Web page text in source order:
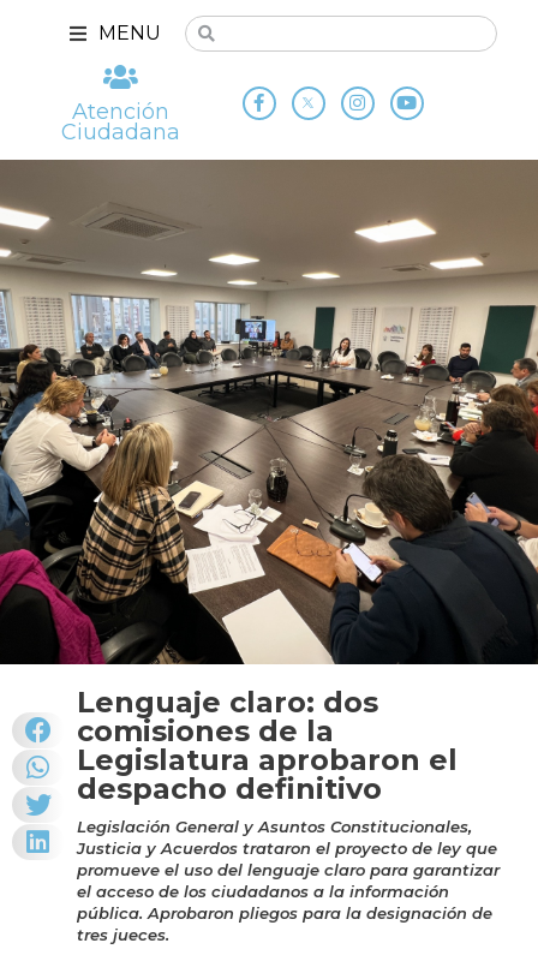
MENU
Atención
Ciudadana
Lenguaje claro: dos
comisiones de la
Legislatura aprobaron el
despacho definitivo
Legislación General y Asuntos Constitucionales,
Justicia y Acuerdos trataron el proyecto de ley que
promueve el uso del lenguaje claro para garantizar
el acceso de los ciudadanos a la información
pública. Aprobaron pliegos para la designación de
tres jueces.